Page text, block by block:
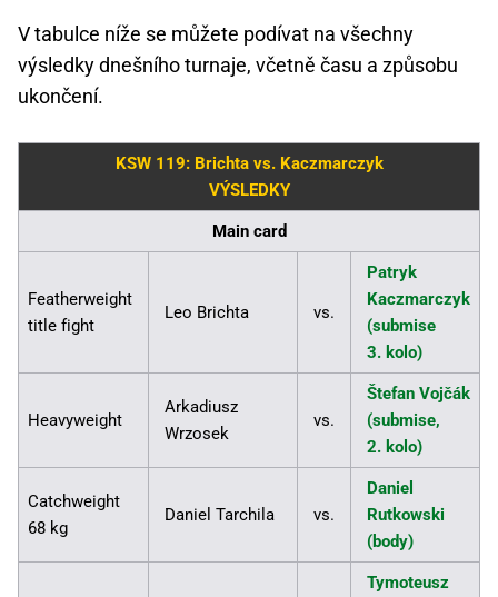
V tabulce níže se můžete podívat na všechny
výsledky dnešního turnaje, včetně času a způsobu
ukončení.
KSW 119: Brichta vs. Kaczmarczyk
VÝSLEDKY
Main card
Featherweight
title fight
Leo Brichta vs.
Patryk
Kaczmarczyk
(submise
3. kolo)
Heavyweight
Arkadiusz
Wrzosek
vs.
Štefan Vojčák
(submise,
2. kolo)
Catchweight
68 kg
Daniel Tarchila vs.
Daniel
Rutkowski
(body)
Tymoteusz